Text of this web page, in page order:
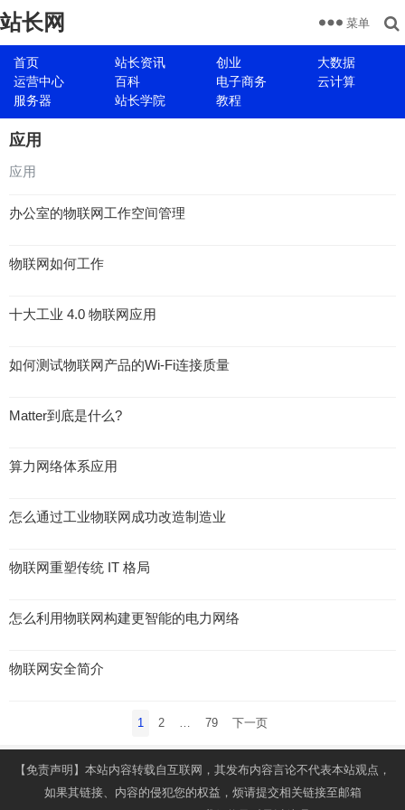
站长网
首页 站长资讯 创业
大数据
运营中心
百科 电子商务
云计算
服务器
站长学院 教程
菜单
应用
应用
办公室的物联网工作空间管理
物联网如何工作
十大工业 4.0 物联网应用
如何测试物联网产品的Wi-Fi连接质量
Matter到底是什么?
算力网络体系应用
怎么通过工业物联网成功改造制造业
物联网重塑传统 IT 格局
怎么利用物联网构建更智能的电力网络
物联网安全简介
1 2 … 79 下一页
【免责声明】本站内容转载自互联网，其发布内容言论不代表本站观点，
如果其链接、内容的侵犯您的权益，烦请提交相关链接至邮箱